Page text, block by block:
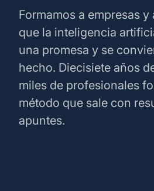
Formamos a empresas
que la inteligencia
una promesa y se
hecho. Diecisiete años
miles de profesionales
método que sale con
apuntes.